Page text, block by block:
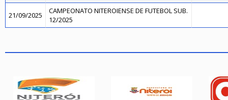
21/09/2025
CAMPEONATO NITEROIENSE DE FUTEBOL SUB.
12/2025